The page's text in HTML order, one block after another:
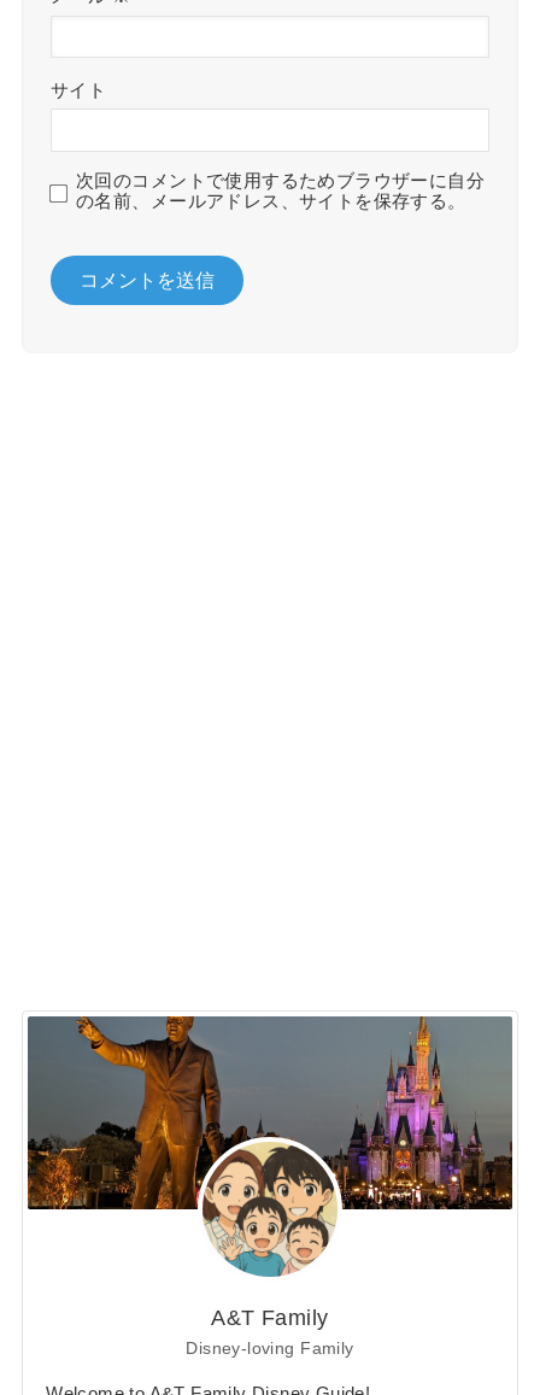
サイト
次回のコメントで使用するためブラウザーに自分
の名前、メールアドレス、サイトを保存する。
A&T Family
Disney-loving Family